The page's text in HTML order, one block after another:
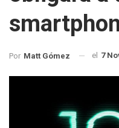
Por Matt Gómez el 7